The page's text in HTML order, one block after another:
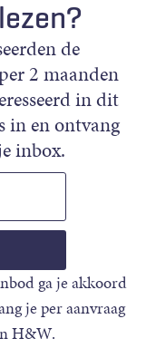
de
2 maanden
in dit
in en ontvang
inbox.
ga je akkoord
je per aanvraag
H&W.